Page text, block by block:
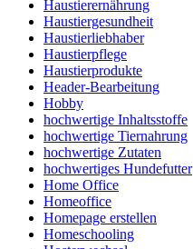
Haustierernährung
Haustiergesundheit
Haustierliebhaber
Haustierpflege
Haustierprodukte
Header-Bearbeitung
Hobby
hochwertige Inhaltsstoffe
hochwertige Tiernahrung
hochwertige Zutaten
hochwertiges Hundefutter
Home Office
Homeoffice
Homepage erstellen
Homeschooling